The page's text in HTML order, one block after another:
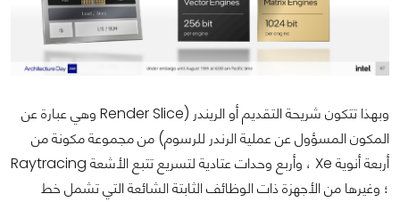
وبهذا تتكون شريحة التقديم أو الريندر (Render Slice وهي عبارة عن
المكون المسؤول عن عملية الرندر للرسوم) من مجموعة مكونة من
أربعة أنوية Xe ، وأربع وحدات عتادية لتسريع تتبع الأشعة Raytracing
؛ وغيرها من الأجهزة ذات الوظائف الثابتة الشائعة التي تشمل خط